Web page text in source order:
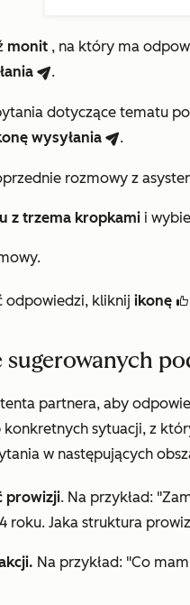
monit , na który ma
breezeSend.
dotyczące tematu
wysyłania breezeSend.
rozmowy z
z trzema kropkami i
odpowiedzi, kliknij ikonę thumbsUp
sugerowanych
partnera, aby
sytuacji, z
w następujących
prowizji. Na przykład:
roku. Jaka struktura
Na przykład: "Co